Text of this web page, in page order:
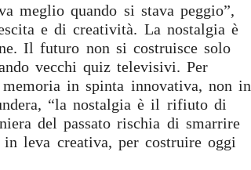
meglio quando si stava peggio”,
e di creatività. La nostalgia è
Il futuro non si costruisce solo
vecchi quiz televisivi. Per
in spinta innovativa, non in
“la nostalgia è il rifiuto di
del passato rischia di smarrire
leva creativa, per costruire oggi